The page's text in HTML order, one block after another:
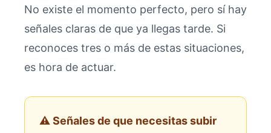
No existe el momento perfecto, pero sí hay
señales claras de que ya llegas tarde. Si
reconoces tres o más de estas situaciones,
es hora de actuar.
⚠ Señales de que necesitas subir